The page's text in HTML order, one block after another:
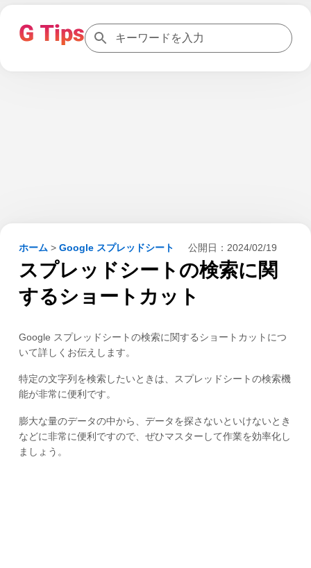
ホーム > Google スプレッドシート 公開日： 2024/02/19
スプレッドシートの検索に関
するショートカット
Google スプレッドシートの検索に関するショートカットにつ
いて詳しくお伝えします。
特定の文字列を検索したいときは、スプレッドシートの検索機
能が非常に便利です。
膨大な量のデータの中から、データを探さないといけないとき
などに非常に便利ですので、ぜひマスターして作業を効率化し
ましょう。